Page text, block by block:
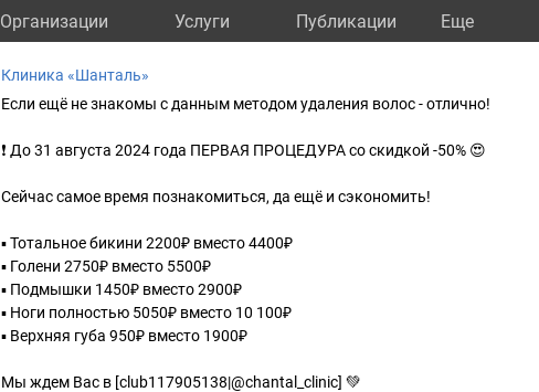
Организации Услуги Публикации Eще
Клиника «Шанталь»
Если ещё не знакомы с данным методом удаления волос - отлично!
❗️ До 31 августа 2024 года ПЕРВАЯ ПРОЦЕДУРА со скидкой -50% 😍
Сейчас самое время познакомиться, да ещё и сэкономить!
▪️ Тотальное бикини 2200₽ вместо 4400₽
▪️ Голени 2750₽ вместо 5500₽
▪️ Подмышки 1450₽ вместо 2900₽
▪️ Ноги полностью 5050₽ вместо 10 100₽
▪️ Верхняя губа 950₽ вместо 1900₽
Мы ждем Вас в [club117905138|@chantal_clinic] 💚